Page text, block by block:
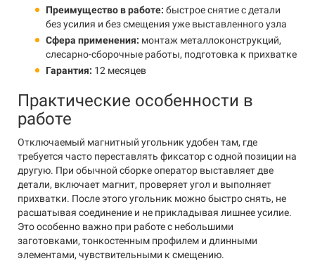
Преимущество в работе: быстрое снятие с детали
без усилия и без смещения уже выставленного узла
Сфера применения: монтаж металлоконструкций,
слесарно-сборочные работы, подготовка к прихватке
Гарантия: 12 месяцев
Практические особенности в
работе
Отключаемый магнитный угольник удобен там, где
требуется часто переставлять фиксатор с одной позиции на
другую. При обычной сборке оператор выставляет две
детали, включает магнит, проверяет угол и выполняет
прихватки. После этого угольник можно быстро снять, не
расшатывая соединение и не прикладывая лишнее усилие.
Это особенно важно при работе с небольшими
заготовками, тонкостенным профилем и длинными
элементами, чувствительными к смещению.